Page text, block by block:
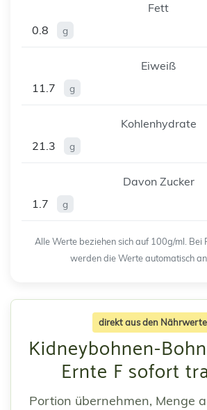
Fett
0.8
g
Eiweiß
11.7
g
Kohlenhydrate
21.3
g
Davon Zucker
1.7
g
Alle Werte beziehen sich auf 100g/ml. Bei
werden die Werte automatisch
direkt aus den
Kidneybohnen-
Ernte F sofort
Portion übernehmen, Menge